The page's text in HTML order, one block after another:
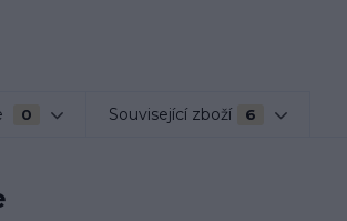
0 Související zboží 6